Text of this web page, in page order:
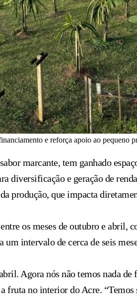
e reforça apoio ao pequeno
marcante, tem ganhado
diversificação e geração de
produção, que impacta
os meses de outubro e abril,
intervalo de cerca de seis
Agora nós não temos nada
no interior do Acre.